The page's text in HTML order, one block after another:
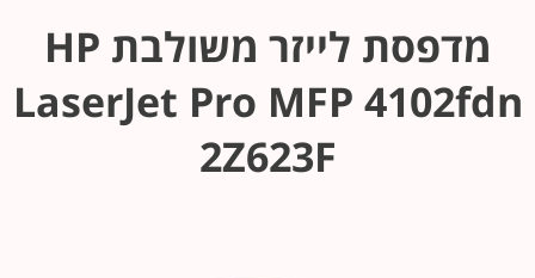
מדפסת ‏לייזר ‏משולבת HP
LaserJet Pro MFP 4102fdn
2Z623F